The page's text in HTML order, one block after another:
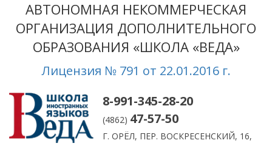
АВТОНОМНАЯ НЕКОММЕРЧЕСКАЯ
ОРГАНИЗАЦИЯ ДОПОЛНИТЕЛЬНОГО
ОБРАЗОВАНИЯ «ШКОЛА «ВЕДА»
Лицензия № 791 от 22.01.2016 г.
8-991-345-28-20
(4862) 47-57-50
Г. ОРЁЛ, ПЕР. ВОСКРЕСЕНСКИЙ, 16,